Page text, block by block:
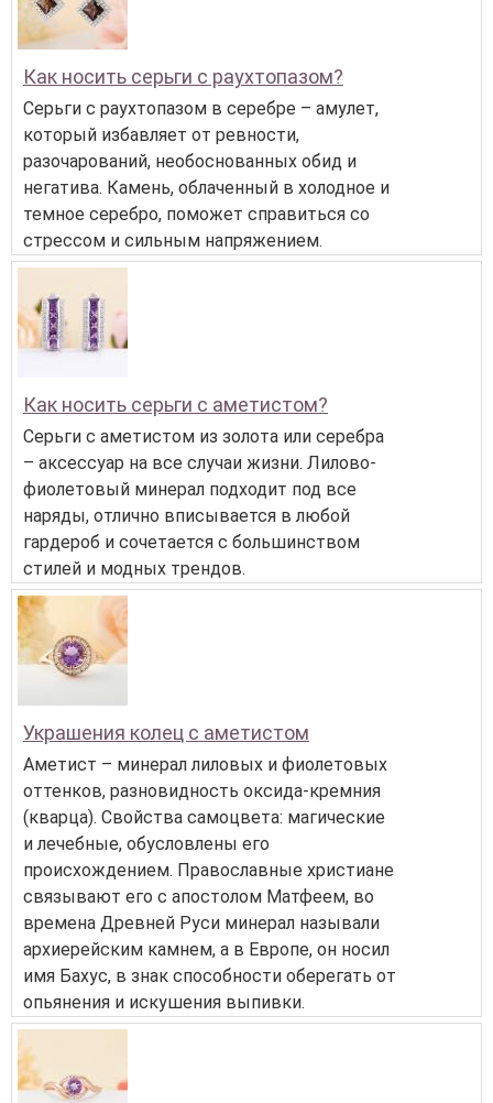
Как носить серьги с раухтопазом?
Серьги с раухтопазом в серебре – амулет,
который избавляет от ревности,
разочарований, необоснованных обид и
негатива. Камень, облаченный в холодное и
темное серебро, поможет справиться со
стрессом и сильным напряжением.
Как носить серьги с аметистом?
Серьги с аметистом из золота или серебра
– аксессуар на все случаи жизни. Лилово-
фиолетовый минерал подходит под все
наряды, отлично вписывается в любой
гардероб и сочетается с большинством
стилей и модных трендов.
Украшения колец с аметистом
Аметист – минерал лиловых и фиолетовых
оттенков, разновидность оксида-кремния
(кварца). Свойства самоцвета: магические
и лечебные, обусловлены его
происхождением. Православные христиане
связывают его с апостолом Матфеем, во
времена Древней Руси минерал называли
архиерейским камнем, а в Европе, он носил
имя Бахус, в знак способности оберегать от
опьянения и искушения выпивки.